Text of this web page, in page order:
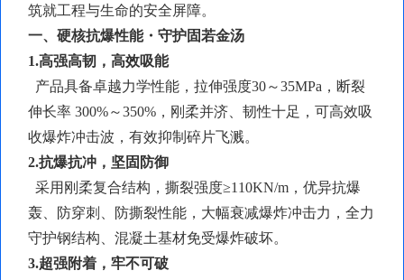
筑就工程与生命的安全屏障。
一、硬核抗爆性能・守护固若金汤
1.高强高韧，高效吸能
产品具备卓越力学性能，拉伸强度30～35MPa，断裂
伸长率 300%～350%，刚柔并济、韧性十足，可高效吸
收爆炸冲击波，有效抑制碎片飞溅。
2.抗爆抗冲，坚固防御
采用刚柔复合结构， 撕裂强度≥110KN/m，优异抗爆
轰、防穿刺、防撕裂性能，大幅衰减爆炸冲击力，全力
守护钢结构、混凝土基材免受爆炸破坏。
3.超强附着，牢不可破